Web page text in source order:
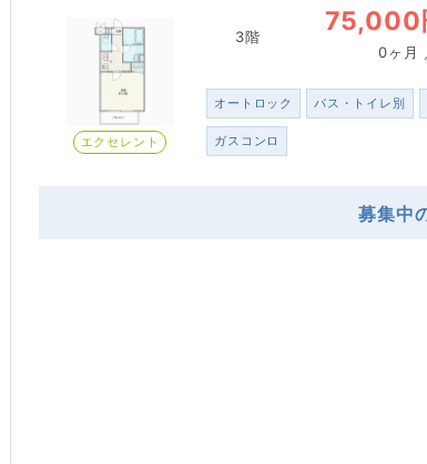
エクセレント
3階 75,000
0ヶ月
オートロック バス・トイレ別
ガスコンロ
募集中